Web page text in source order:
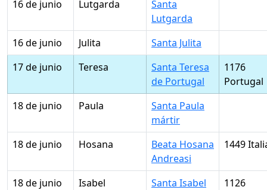
16 de junio Lutgarda
Santa
Lutgarda
16 de junio
Julita
Santa Julita
17 de junio
Teresa
Santa Teresa
de Portugal
1176
Portugal
18 de junio
Paula
Santa Paula
mártir
18 de junio
Hosana
Beata Hosana
Andreasi
1449
18 de junio Isabel
Santa Isabel
1126